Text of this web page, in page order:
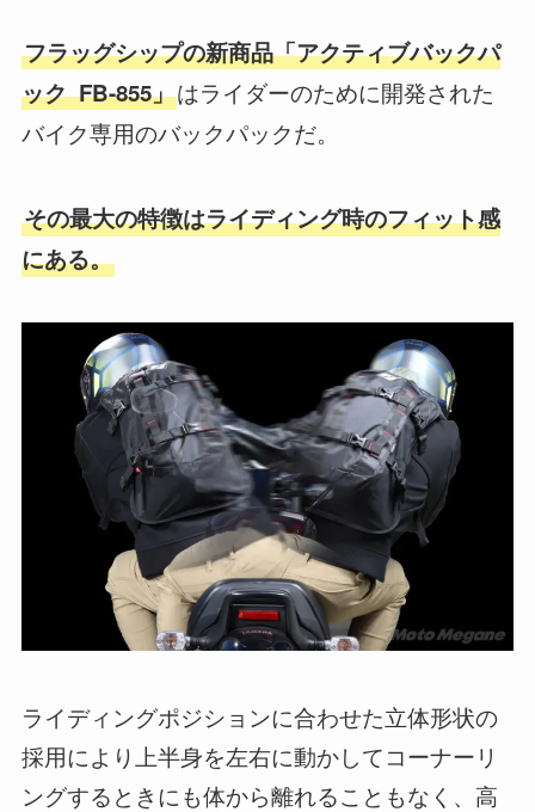
フラッグシップの新商品「アクティブバックパ
ック FB-855」はライダーのために開発された
バイク専用のバックパックだ。
その最大の特徴はライディング時のフィット感
にある。
ライディングポジションに合わせた立体形状の
採用により上半身を左右に動かしてコーナーリ
ングするときにも体から離れることもなく、高